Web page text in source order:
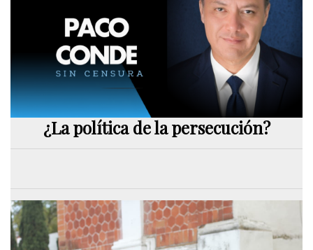
¿La política de la persecución?